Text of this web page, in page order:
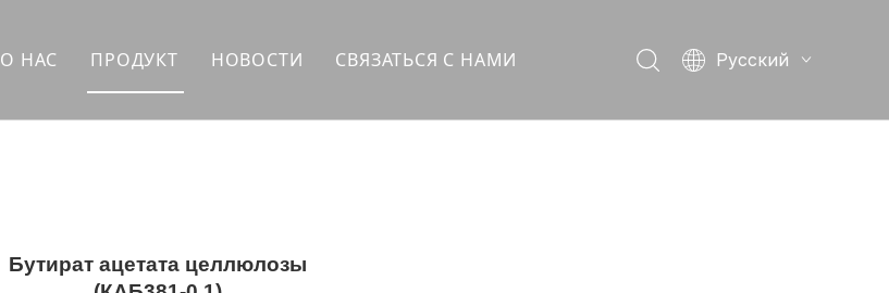
О НАС ПРОДУКТ НОВОСТИ СВЯЗАТЬСЯ С НАМИ
Pусский
简体中文
Бутират ацетата целлюлозы